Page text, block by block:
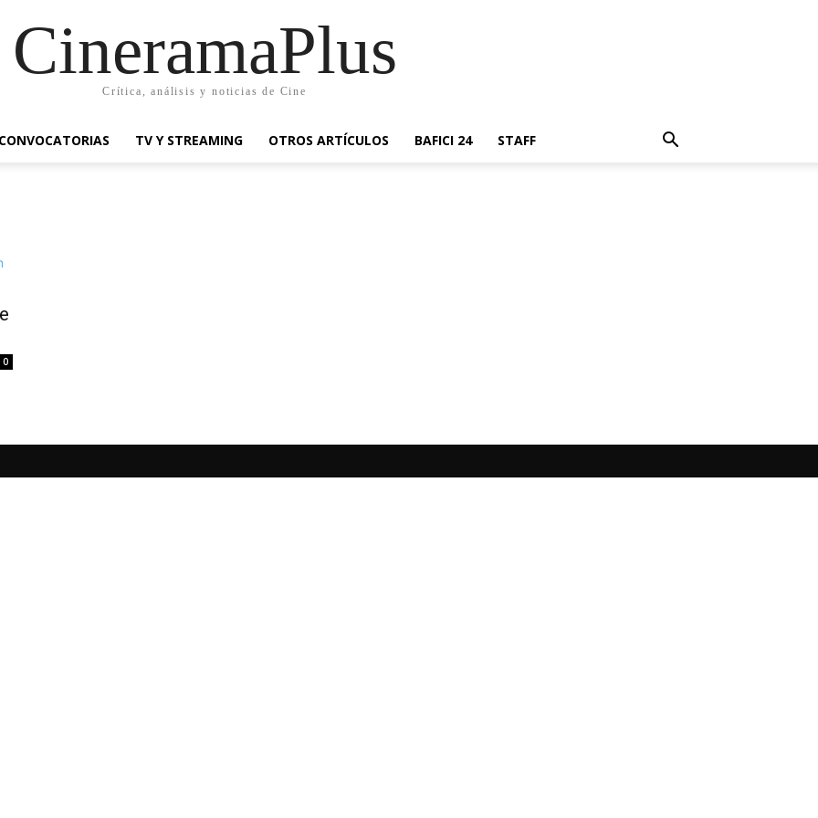
CineramaPlus
Crítica, análisis y noticias de Cine
CONVOCATORIAS TV Y STREAMING OTROS ARTÍCULOS BAFICI 24 STAFF
0